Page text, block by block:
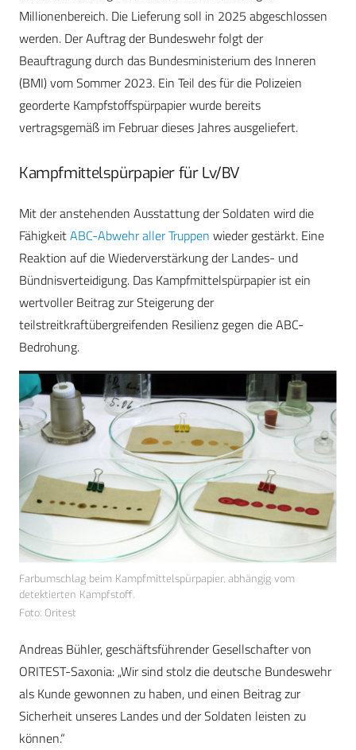
Millionenbereich. Die Lieferung soll in 2025 abgeschlossen
werden. Der Auftrag der Bundeswehr folgt der
Beauftragung durch das Bundesministerium des Inneren
(BMI) vom Sommer 2023. Ein Teil des für die Polizeien
georderte Kampfstoffspürpapier wurde bereits
vertragsgemäß im Februar dieses Jahres ausgeliefert.
Kampfmittelspürpapier für Lv/BV
Mit der anstehenden Ausstattung der Soldaten wird die
FähigkeitABC-Abwehr aller Truppen wieder gestärkt. Eine
Reaktion auf die Wiederverstärkung der Landes- und
Bündnisverteidigung. Das Kampfmittelspürpapier ist ein
wertvoller Beitrag zur Steigerung der
teilstreitkraftübergreifenden Resilienz gegen die ABC-
Bedrohung.
Farbumschlag beim Kampfmittelspürpapier, abhängig vom
detektierten Kampfstoff.
Foto: Oritest
Andreas Bühler, geschäftsführender Gesellschafter von
ORITEST-Saxonia: „Wir sind stolz die deutsche Bundeswehr
als Kunde gewonnen zu haben, und einen Beitrag zur
Sicherheit unseres Landes und der Soldaten leisten zu
können.“